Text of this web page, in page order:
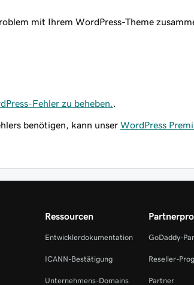
mit Ihrem WordPress-Theme
Fehler zu beheben.
benötigen, kann unser WordPress
Ressourcen
Entwicklerdokumentation
ICANN-Bestätigung
Unternehmens-Domains
GoDaddy-
Reseller-
Partner